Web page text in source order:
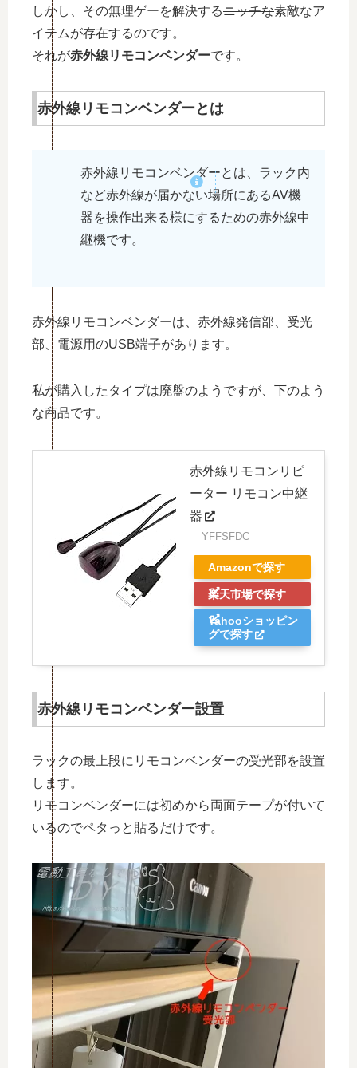
しかし、その無理ゲーを解決するニッチな素敵なア
イテムが存在するのです。
それが赤外線リモコンベンダーです。
赤外線リモコンベンダーとは
赤外線リモコンベンダーとは、ラック内
など赤外線が届かない場所にあるAV機
器を操作出来る様にするための赤外線中
継機です。
赤外線リモコンベンダーは、赤外線発信部、受光
部、電源用のUSB端子があります。
私が購入したタイプは廃盤のようですが、下のよう
な商品です。
赤外線リモコンリピ
ーター リモコン中継
器
YFFSFDC
Amazonで探す
楽天市場で探す
Yahooショッピン
グで探す
赤外線リモコンベンダー設置
ラックの最上段にリモコンベンダーの受光部を設置
します。
リモコンベンダーには初めから両面テープが付いて
いるのでペタっと貼るだけです。